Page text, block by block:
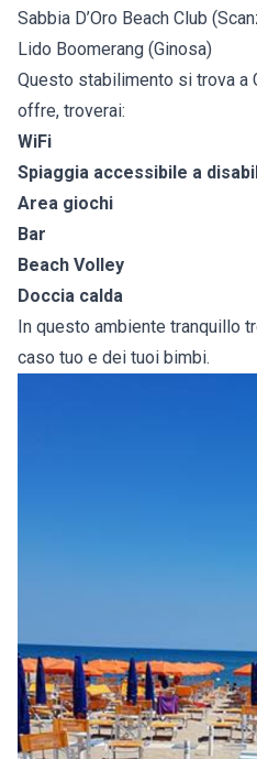
Sabbia D’Oro Beach Club
Lido Boomerang (Ginosa)
Questo stabilimento si trova a
offre, troverai:
WiFi
Spiaggia accessibile a
Area giochi
Bar
Beach Volley
Doccia calda
In questo ambiente tranquillo
caso tuo e dei tuoi bimbi.